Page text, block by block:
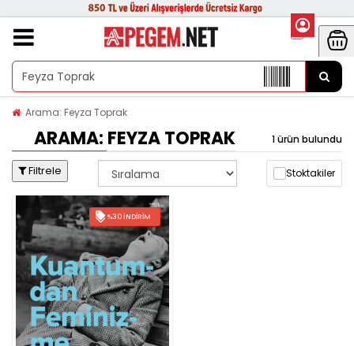
Arama: Feyza Toprak
ARAMA: FEYZA TOPRAK 1 ürün bulundu
Filtrele Stoktakiler
%30 İNDIRIM